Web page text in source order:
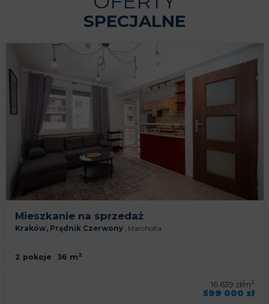
SPECJALNE
Mieszkanie na sprzedaż
Kraków, Prądnik Czerwony Marchołta
2 pokoje 36 m2
16 639 zł/m2
599 000 zł